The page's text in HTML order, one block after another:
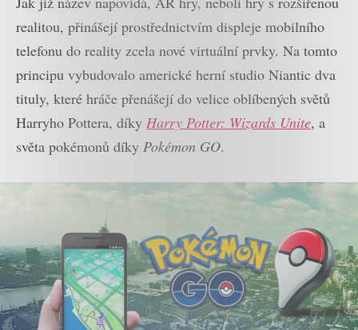
realitou, přinášejí prostřednictvím displeje mobilního
telefonu do reality zcela nové virtuální prvky. Na tomto
principu vybudovalo americké herní studio Niantic dva
tituly, které hráče přenášejí do velice oblíbených světů
Harryho Pottera, díky Harry Potter: Wizards Unite, a
světa pokémonů díky Pokémon GO.